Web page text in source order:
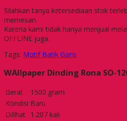
Silahkan tanya ketersediaan stok
memesan.
Karena kami tidak hanya menjual
OFFLINE juga.
Tags: Motif Batik Garis
WAllpaper Dinding Rona SO-
Berat
1500 gram
Kondisi Baru
Dilihat 1.207 kali